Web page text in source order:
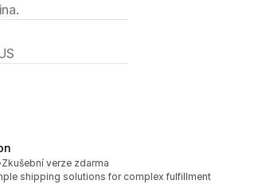
recenzí: 625
Zkušební verze zdarma
shipping solutions for complex fulfillment